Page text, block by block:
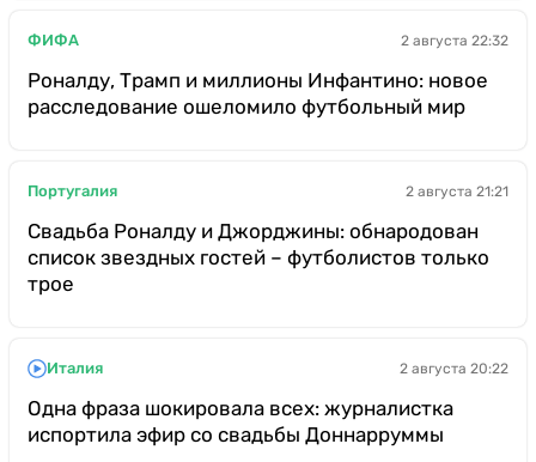
ФИФА 2 августа 22:32
Роналду, Трамп и миллионы Инфантино: новое
расследование ошеломило футбольный мир
Португалия 2 августа 21:21
Свадьба Роналду и Джорджины: обнародован
список звездных гостей – футболистов только
трое
Италия 2 августа 20:22
Одна фраза шокировала всех: журналистка
испортила эфир со свадьбы Доннарруммы